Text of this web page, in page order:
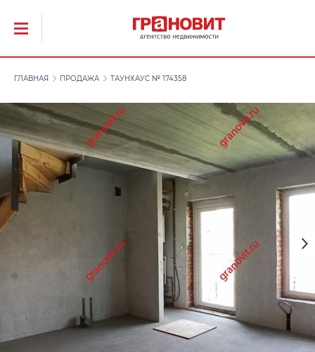
ГЛАВНАЯ ПРОДАЖА ТАУНХАУС № 174358